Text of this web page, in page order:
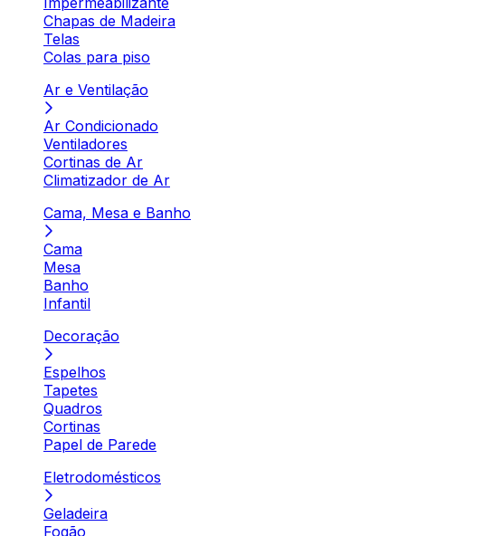
Chapas de Madeira
Telas
Colas para piso
Ar e Ventilação
Ar Condicionado
Ventiladores
Cortinas de Ar
Climatizador de Ar
Cama, Mesa e Banho
Cama
Mesa
Banho
Infantil
Decoração
Espelhos
Tapetes
Quadros
Cortinas
Papel de Parede
Eletrodomésticos
Geladeira
Fogão